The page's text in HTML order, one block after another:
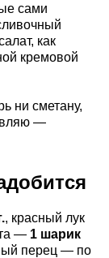
сами
как
кремовой
ни сметану,
—
, красный лук
— 1 шарик
перец — по